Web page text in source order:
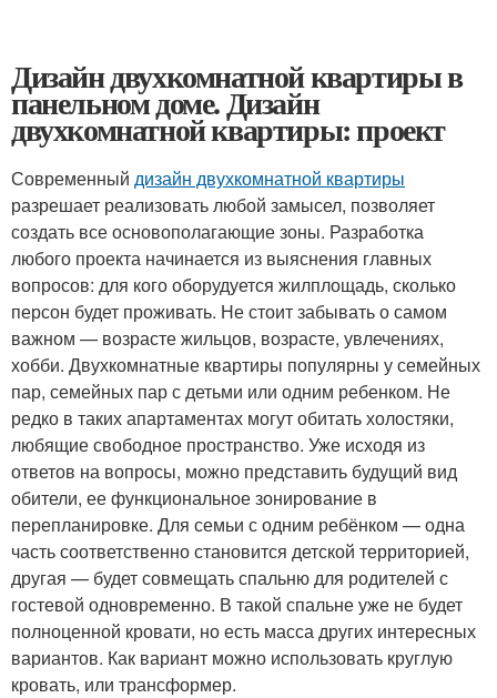
Дизайн двухкомнатной квартиры в
панельном доме. Дизайн
двухкомнатной квартиры: проект
Современный дизайн двухкомнатной квартиры
разрешает реализовать любой замысел, позволяет
создать все основополагающие зоны. Разработка
любого проекта начинается из выяснения главных
вопросов: для кого оборудуется жилплощадь, сколько
персон будет проживать. Не стоит забывать о самом
важном — возрасте жильцов, возрасте, увлечениях,
хобби. Двухкомнатные квартиры популярны у семейных
пар, семейных пар с детьми или одним ребенком. Не
редко в таких апартаментах могут обитать холостяки,
любящие свободное пространство. Уже исходя из
ответов на вопросы, можно представить будущий вид
обители, ее функциональное зонирование в
перепланировке. Для семьи с одним ребёнком — одна
часть соответственно становится детской территорией,
другая — будет совмещать спальню для родителей с
гостевой одновременно. В такой спальне уже не будет
полноценной кровати, но есть масса других интересных
вариантов. Как вариант можно использовать круглую
кровать, или трансформер.